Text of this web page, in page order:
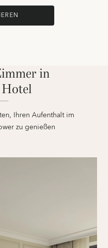
in
Hotel
Ihren Aufenthalt im
zu genießen